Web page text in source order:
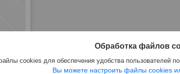
Обработка файлов
cookies для обеспечения удобства пользователей
Вы можете настроить файлы cookies